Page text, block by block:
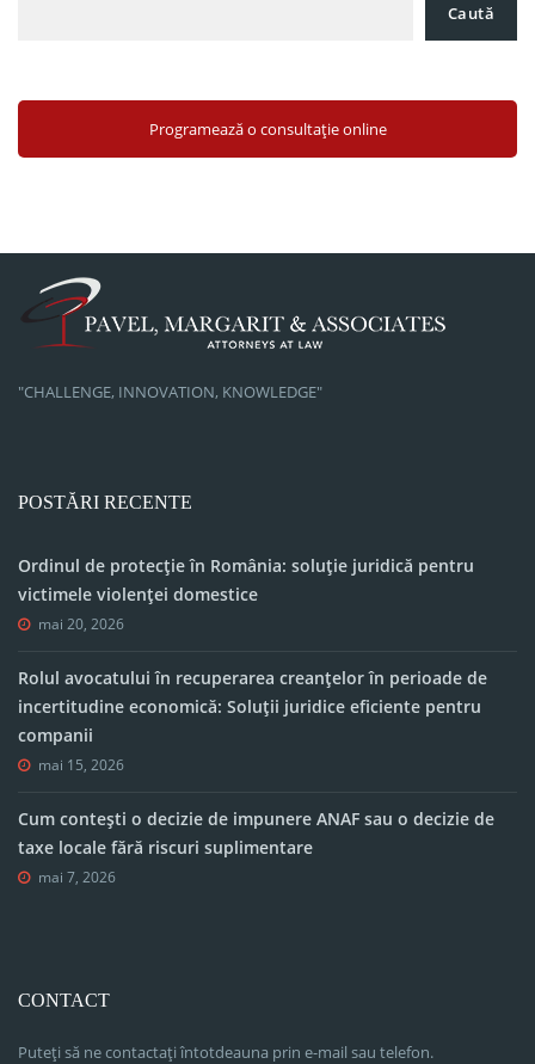
Caută
Programează o consultație online
"CHALLENGE, INNOVATION, KNOWLEDGE"
POSTĂRI RECENTE
Ordinul de protecție în România: soluție juridică pentru
victimele violenței domestice
mai 20, 2026
Rolul avocatului în recuperarea creanțelor în perioade de
incertitudine economică: Soluții juridice eficiente pentru
companii
mai 15, 2026
Cum contești o decizie de impunere ANAF sau o decizie de
taxe locale fără riscuri suplimentare
mai 7, 2026
CONTACT
Puteți să ne contactați întotdeauna prin e-mail sau telefon.